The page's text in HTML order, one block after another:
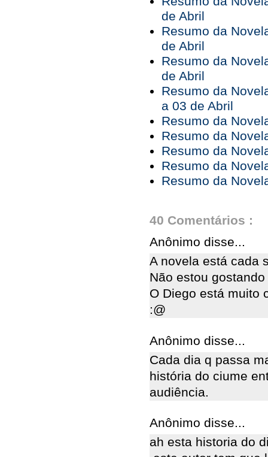
de Abril
Resumo da
de Abril
Resumo da
de Abril
Resumo da
a 03 de Abril
Resumo da
Resumo da
Resumo da
Resumo da
Resumo da
40 Comentários :
Anônimo disse...
A novela está cada
Não estou
O Diego está muito
:@
Anônimo disse...
Cada dia q passa
história do ciume
audiência.
Anônimo disse...
ah esta historia do